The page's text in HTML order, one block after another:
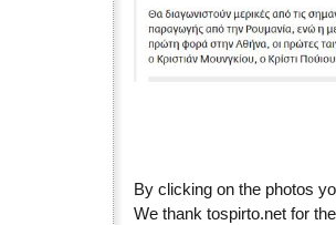
By clicking on the photos
We thank tospirto.net for